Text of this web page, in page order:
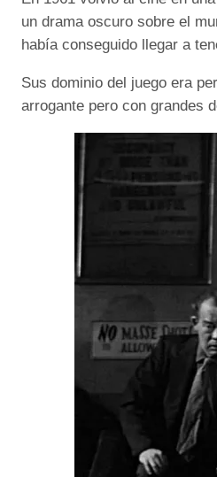
un drama oscuro sobre el
había conseguido llegar a
Sus dominio del juego era
arrogante pero con grandes